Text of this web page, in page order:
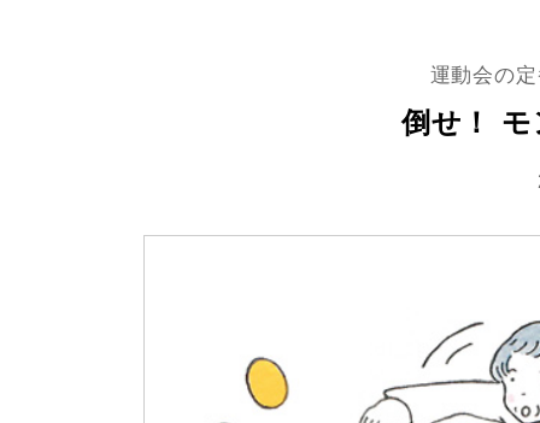
運動会の
倒せ！